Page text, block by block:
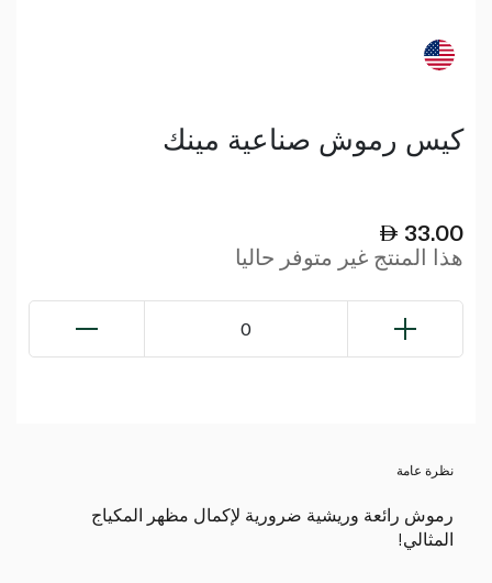
كيس رموش صناعية مينك
33.00
هذا المنتج غير متوفر حاليا
0
نظرة عامة
رموش رائعة وريشية ضرورية لإكمال مظهر المكياج
المثالي!